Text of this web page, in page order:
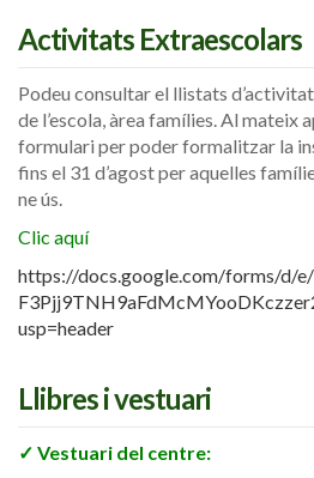
Activitats Extraescolars
Podeu consultar el llistats
de l’escola, àrea famílies. Al mateix
formulari per poder formalitzar la
fins el 31 d’agost per aquelles
ne ús.
Clic aquí
https://docs.google.com/forms/d/
usp=header
Llibres i vestuari
✓ Vestuari del centre: